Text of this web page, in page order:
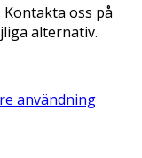
oss på
alternativ.
användning